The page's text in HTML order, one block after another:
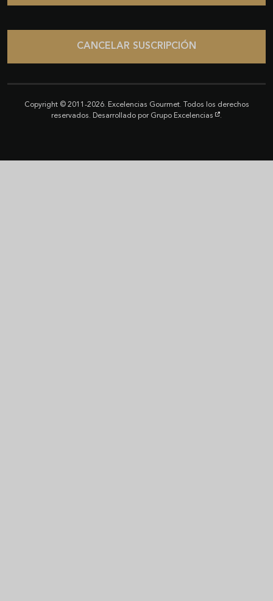
CANCELAR SUSCRIPCIÓN
Copyright © 2011-2026. Excelencias Gourmet. Todos los derechos
reservados. Desarrollado por Grupo Excelencias .